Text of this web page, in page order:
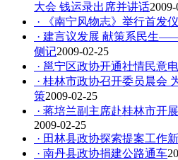
大会 钱运录出席并讲话
· 《南宁风物志》举行首发
· 建言议发展 献策系民生
侧记2009-02-25
· 邕宁区政协开通社情民意
· 桂林市政协召开委员晨会
策2009-02-25
· 蒋培兰副主席赴桂林市开
2009-02-25
· 田林县政协探索提案工作
· 南丹县政协捐建公路通车